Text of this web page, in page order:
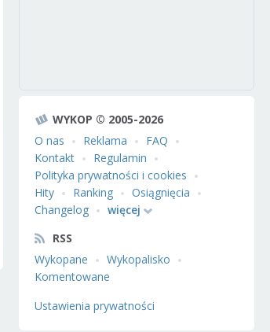
WYKOP © 2005-2026
O nas
Reklama
FAQ
Kontakt
Regulamin
Polityka prywatności i cookies
Hity
Ranking
Osiągnięcia
Changelog
więcej
RSS
Wykopane
Wykopalisko
Komentowane
Ustawienia prywatności